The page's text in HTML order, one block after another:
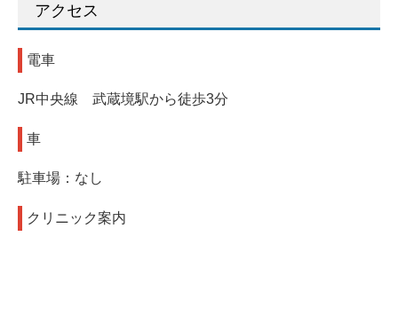
クリニック案内
アクセス
電車
JR中央線 武蔵境駅から徒歩3分
車
駐車場：なし